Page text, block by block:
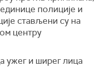
полиције и
стављени су на
центру
ужег и ширег лица